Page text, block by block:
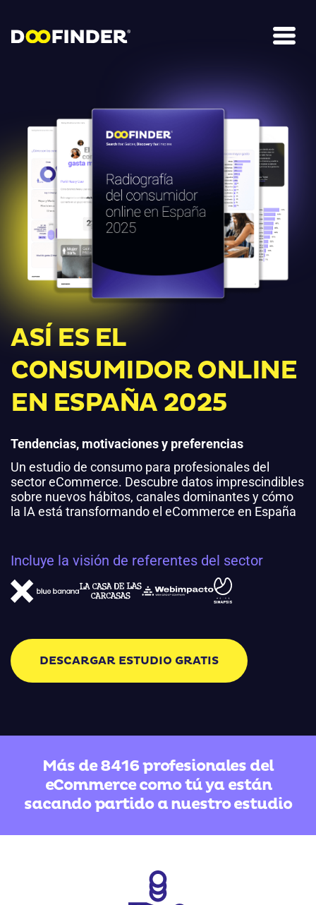
ASÍ ES EL
CONSUMIDOR ONLINE
EN ESPAÑA 2025
Tendencias, motivaciones y preferencias
Un estudio de consumo para profesionales del
sector eCommerce. Descubre datos imprescindibles
sobre nuevos hábitos, canales dominantes y cómo
la IA está transformando el eCommerce en España
Incluye la visión de referentes del sector
DESCARGAR ESTUDIO GRATIS
Más de8416profesionales del
eCommerce como tú ya están
sacando partido a nuestro estudio